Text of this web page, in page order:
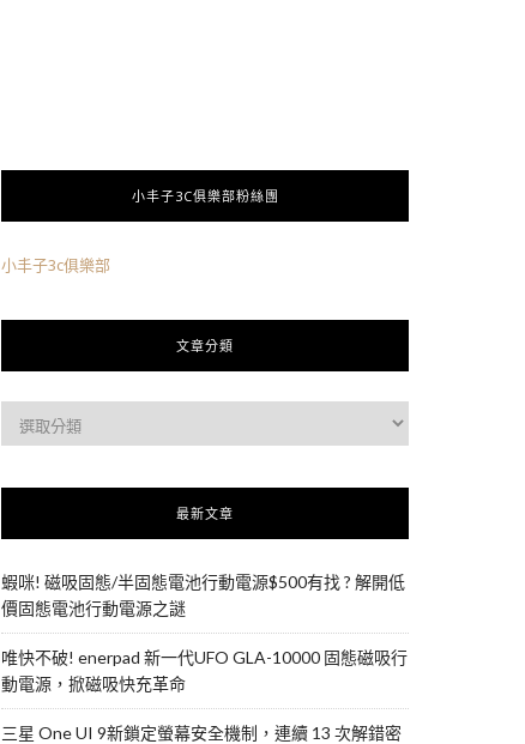
小丰子3C俱樂部粉絲團
小丰子3c俱樂部
文章分類
最新文章
蝦咪! 磁吸固態/半固態電池行動電源$500有找 ? 解開低
價固態電池行動電源之謎
唯快不破! enerpad 新一代UFO GLA-10000 固態磁吸行
動電源，掀磁吸快充革命
三星 One UI 9新鎖定螢幕安全機制，連續 13 次解錯密